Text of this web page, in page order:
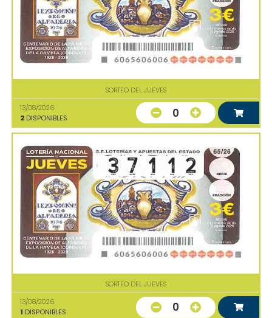
SORTEO DEL JUEVES
13/08/2026
2 DISPONIBLES 0
SORTEO DEL JUEVES
13/08/2026
1 DISPONIBLES 0